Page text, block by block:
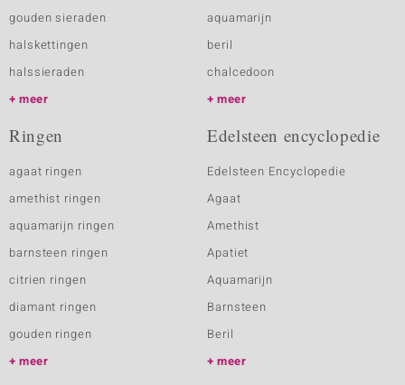
gouden sieraden
halskettingen
halssieraden
meer
aquamarijn
beril
chalcedoon
meer
Ringen
agaat ringen
amethist ringen
aquamarijn ringen
barnsteen ringen
citrien ringen
diamant ringen
gouden ringen
meer
Edelsteen encyclopedie
Edelsteen Encyclopedie
Agaat
Amethist
Apatiet
Aquamarijn
Barnsteen
Beril
meer